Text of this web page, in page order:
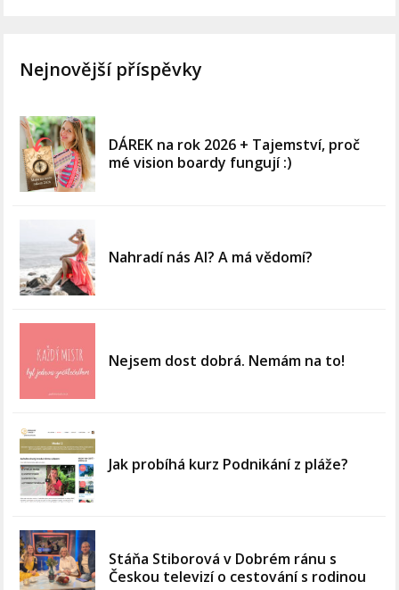
Nejnovější příspěvky
DÁREK na rok 2026 + Tajemství, proč
mé vision boardy fungují :)
Nahradí nás AI? A má vědomí?
Nejsem dost dobrá. Nemám na to!
Jak probíhá kurz Podnikání z pláže?
Stáňa Stiborová v Dobrém ránu s
Českou televizí o cestování s rodinou